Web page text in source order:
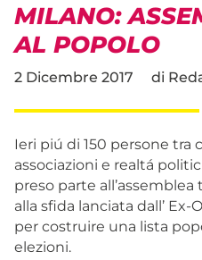
MILANO:
AL POPOLO
2 Dicembre 2017 di
Ieri piú di 150 persone
associazioni e realtá
preso parte
alla sfida lanciata dall’ Ex-
per costruire una lista
elezioni.